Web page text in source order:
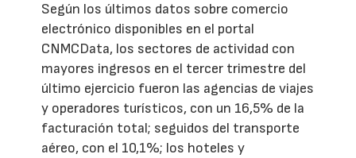
Según los últimos datos sobre comercio
electrónico disponibles en el portal
CNMCData, los sectores de actividad con
mayores ingresos en el tercer trimestre del
último ejercicio fueron las agencias de viajes
y operadores turísticos, con un 16,5% de la
facturación total; seguidos del transporte
aéreo, con el 10,1%; los hoteles y